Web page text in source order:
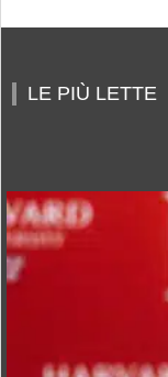
LE PIÙ LETTE